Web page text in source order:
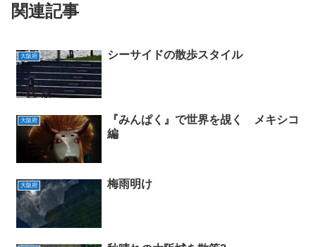
関連記事
大阪府 シーサイドの散歩スタイル
大阪府
『みんぱく』で世界を覘く メキシコ
編
大阪府 梅雨明け